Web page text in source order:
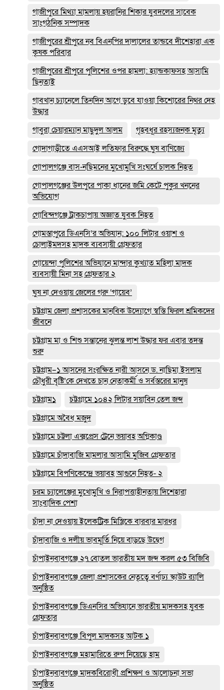
গাজীপুরে মিথ্যা মামলায় হয়রানির শিকার যুবদলের সাবেক
সাংগঠনিক সম্পাদক
গাজীপুরের শ্রীপুরে নব বিএনপির দালালের তান্ডবে দীশেহারা এক
কৃষক পরিবার
গাজীপুরের শ্রীপুরে পুলিশের ওপর হামলা: হ্যান্ডকাফসহ আসামি
ছিনতাই
গাবখান চ্যানেলে তিনদিন আগে ডুবে যাওয়া কিশোরের নিথর দেহ
উদ্ধার
গাবুরা চেয়ারম্যান মাছুদুল আলম
গৃহবধূর রহস্যজনক মৃত্যু
গোদাগাড়ীতে এএসআই লতিফার বিরুদ্ধে ঘুষ বাণিজ্যে
গোপালগঞ্জে বাস-নছিমনের মুখোমুখি সংঘর্ষে চালক নিহত
গোপালগঞ্জের উলপুরে পাকা ধানের জমি কেটে পুকুর খননের
অভিযোগ
গোবিন্দগঞ্জে ট্রাকচাপায় অজ্ঞাত যুবক নিহত
গোমস্তাপুরে ডিএনসি’র অভিযান: ১০০ লিটার ওয়াশ ও
চোলাইমদসহ মাদক ব্যবসায়ী গ্রেফতার
গোয়েন্দা পুলিশের অভিযানে মান্দার কুখ্যাত মহিলা মাদক
ব্যবসায়ী মিনা সহ গ্রেফতার ২
ঘুষ না দেওয়ায় জেলের গরু ‘গায়েব’
চট্টগ্রাম জেলা প্রশাসকের মানবিক উদ্যোগে স্বস্তি ফিরল শ্রমিকদের
জীবনে
চট্টগ্রাম মা ও শিশু সন্তানের ঝুলন্ত লাশ উদ্ধার ফর এবার তদন্ত
শুরু
চট্টগ্রাম–১ আসনের সংরক্ষিত নারী আসনে ড. নাছিমা ইসলাম
চৌধুরী বৃষ্টি’কে দেখতে চান নেতাকর্মী ও সর্বস্তরের মানুষ
চট্টগ্রাম১
চট্টগ্রামে ১০৪২ লিটার সয়াবিন তেল জব্দ
চট্টগ্রামে অবৈধ মজুদ
চট্টগ্রামে চট্টলা এক্সপ্রেস ট্রেনে ভয়াবহ অগ্নিকাণ্ড
চট্টগ্রামে চাঁদাবাজি মামলার আসামি মুজিব গ্রেফতার
চট্টগ্রামে বিপণিকেন্দ্রে ভয়াবহ আগুনে নিহত- ২
চরম চ্যালেঞ্জের মুখোমুখি ও নিরাপত্তাহীনতায় দিশেহারা
সাংবাদিক পেশা
চাঁদা না দেওয়ায় ইলেকট্রিক মিস্ত্রিকে বারবার মারধর
চাঁদাবাজি ও দলীয় ভাবমূর্তি নিয়ে বাড়ছে উদ্বেগ
চাঁপাইনবাবগঞ্জে ২৭ বোতল ভারতীয় মদ জব্দ করল ৫৩ বিজিবি
চাঁপাইনবাবগঞ্জে জেলা প্রশাসকের নেতৃত্বে বর্ণাঢ্য স্কাউট র‍্যালি
অনুষ্ঠিত
চাঁপাইনবাবগঞ্জে ডিএনসির অভিযানে ভারতীয় মাদকসহ যুবক
গ্রেফতার
চাঁপাইনবাবগঞ্জে বিপুল মাদকসহ আটক ১
চাঁপাইনবাবগঞ্জে মহামারিতে রুপ নিয়েছে হাম
চাঁপাইনবাবগঞ্জে মাদকবিরোধী প্রশিক্ষণ ও আলোচনা সভা
অনুষ্ঠিত